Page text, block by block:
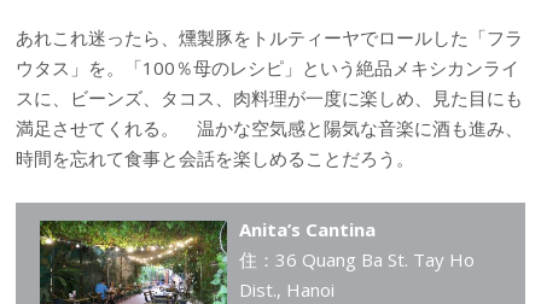
あれこれ迷ったら、燻製豚をトルティーヤでロールした「フラ
ウタス」を。「100％母のレシピ」という絶品メキシカンライ
スに、ビーンズ、タコス、肉料理が一度に楽しめ、見た目にも
満足させてくれる。 温かな空気感と陽気な音楽に酒も進み、
時間を忘れて食事と会話を楽しめることだろう。
Anita’s Cantina
住：36 Quang Ba St. Tay Ho
Dist., Hanoi